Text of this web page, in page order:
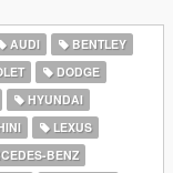
AUDI
BENTLEY
DODGE
HYUNDAI
LEXUS
BENZ